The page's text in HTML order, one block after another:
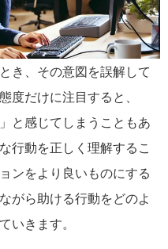
き、その意図を誤解して
度だけに注目すると、
と感じてしまうこともあ
行動を正しく理解するこ
ンをより良いものにする
がら助ける行動をどのよ
いきます。